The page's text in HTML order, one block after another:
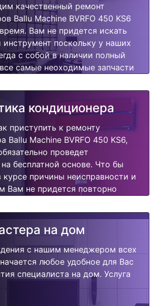
качественный ремонт
Ballu Machine BVRFO 450 KS6
Вам не придется искать
инструмент поскольку у наших
с собой в наличии полный
самые неоходимые запчасти
и недорого.
кондиционера
приступить к ремонту
Ballu Machine BVRFO 450 KS6,
проведет
бесплатной основе. Что бы
курсе причины неисправности и
Вам не придется повторно
на дом
с нашим менеджером всех
любое удобное для Вас
специалиста на дом. Услуга